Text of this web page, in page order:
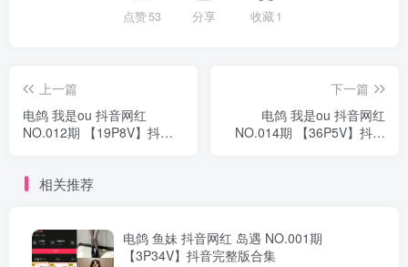
点赞53 分享 收藏1
上一篇
电鸽 我是ou 抖音网红
NO.012期 【19P8V】抖音
下一篇
电鸽 我是ou 抖音网红
NO.014期 【36P5V】抖音
相关推荐
电鸽 鱼妹 抖音网红 岛遇 NO.001期
【3P34V】抖音完整版合集